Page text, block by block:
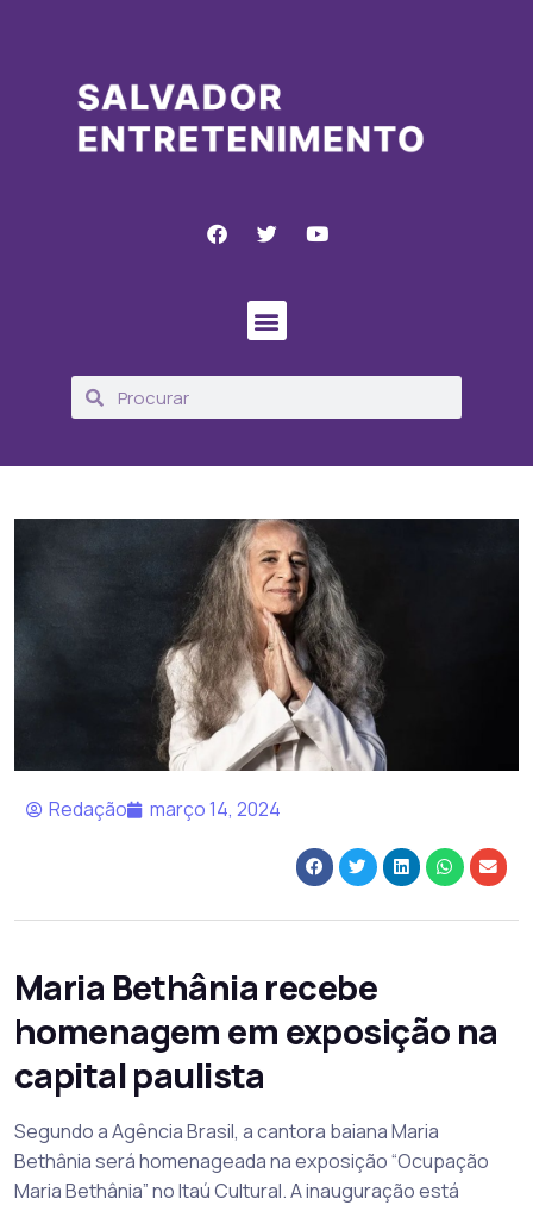
Redação março 14, 2024
Maria Bethânia recebe
homenagem em exposição na
capital paulista
Segundo a Agência Brasil, a cantora baiana Maria
Bethânia será homenageada na exposição “Ocupação
Maria Bethânia” no Itaú Cultural. A inauguração está